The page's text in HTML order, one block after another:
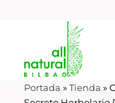
Portada »Tienda »